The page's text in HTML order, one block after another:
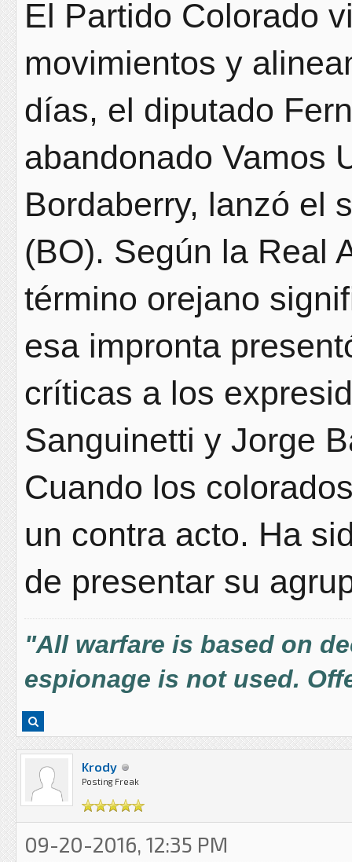
El Partido Colorado
movimientos y
días, el diputado
abandonado Vamos
Bordaberry, lanzó el
(BO). Según la Real
término orejano
esa impronta
críticas a los
Sanguinetti y Jorge
Cuando los
un contra acto. Ha
de presentar su
"All warfare is based on
espionage is not used.
Krody
Posting Freak
09-20-2016, 12:35 PM